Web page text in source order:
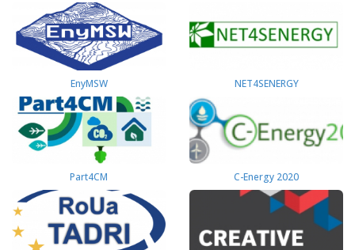
EnyMSW NET4SENERGY
Part4СМ C-Energy 2020